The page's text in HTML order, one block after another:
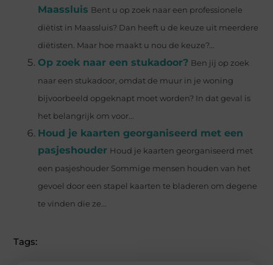
Maassluis Bent u op zoek naar een professionele
diëtist in Maassluis? Dan heeft u de keuze uit meerdere
diëtisten. Maar hoe maakt u nou de keuze?...
Op zoek naar een stukadoor? Ben jij op zoek
naar een stukadoor, omdat de muur in je woning
bijvoorbeeld opgeknapt moet worden? In dat geval is
het belangrijk om voor...
Houd je kaarten georganiseerd met een
pasjeshouder Houd je kaarten georganiseerd met
een pasjeshouder Sommige mensen houden van het
gevoel door een stapel kaarten te bladeren om degene
te vinden die ze...
Tags: